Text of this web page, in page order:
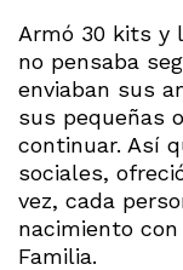
Armó 30 kits y
no pensaba
enviaban sus
sus pequeñas
continuar. Así
sociales,
vez, cada
nacimiento
Familia.